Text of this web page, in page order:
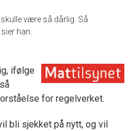
være så dårlig. Så
han.
ifølge
for regelverket.
bli sjekket på nytt, og vil